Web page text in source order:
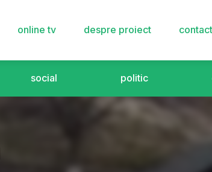
online tv despre proiect
social politic